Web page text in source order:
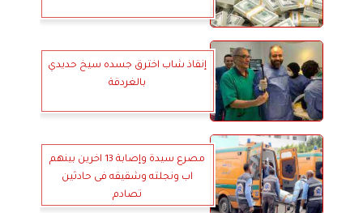
إنقاذ شاب اخترق جسده سيخ حديدي
بالغردقة
مصرع سيدة وإصابة 13 اخرين بينهم
اب ونجلته وشقيقه فى حادثين
تصادم